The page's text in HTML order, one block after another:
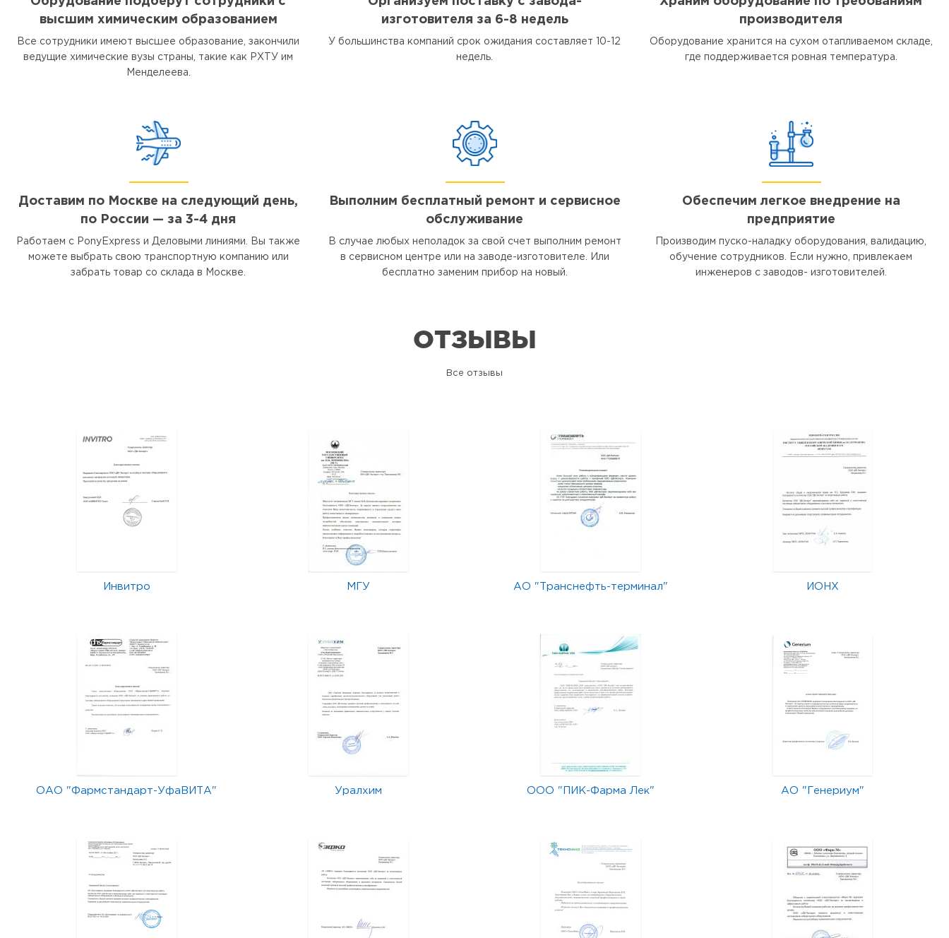
высшим химическим образованием
Все сотрудники имеют высшее образование, закончили
ведущие химические вузы страны, такие как РХТУ им
Менделеева.
изготовителя за 6-8 недель
У большинства компаний срок ожидания составляет 10-12
недель.
производителя
Оборудование хранится на сухом отапливаемом складе,
где поддерживается ровная температура.
Доставим по Москве на следующий день,
по России — за 3-4 дня
Работаем с PonyExpress и Деловыми линиями. Вы также
можете выбрать свою транспортную компанию или
забрать товар со склада в Москве.
Выполним бесплатный ремонт и сервисное
обслуживание
В случае любых неполадок за свой счет выполним ремонт
в сервисном центре или на заводе-изготовителе. Или
бесплатно заменим прибор на новый.
Обеспечим легкое внедрение на
предприятие
Производим пуско-наладку оборудования, валидацию,
обучение сотрудников. Если нужно, привлекаем
инженеров с заводов- изготовителей.
ОТЗЫВЫ
Все отзывы
Инвитро МГУ АО "Транснефть-терминал" ИОНХ
ОАО "Фармстандарт-УфаВИТА" Уралхим ООО "ПИК-Фарма Лек" АО "Генериум"